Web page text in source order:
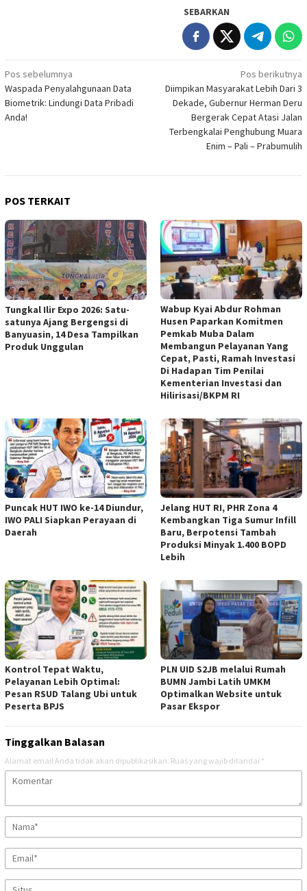
SEBARKAN
Navigasi
pos
Pos sebelumnya
Waspada Penyalahgunaan Data
Biometrik: Lindungi Data Pribadi
Anda!
Pos berikutnya
Diimpikan Masyarakat Lebih Dari 3
Dekade, Gubernur Herman Deru
Bergerak Cepat Atasi Jalan
Terbengkalai Penghubung Muara
Enim – Pali – Prabumulih
POS TERKAIT
Tungkal Ilir Expo 2026: Satu-
satunya Ajang Bergengsi di
Banyuasin, 14 Desa Tampilkan
Produk Unggulan
Wabup Kyai Abdur Rohman
Husen Paparkan Komitmen
Pemkab Muba Dalam
Membangun Pelayanan Yang
Cepat, Pasti, Ramah Investasi
Di Hadapan Tim Penilai
Kementerian Investasi dan
Hilirisasi/BKPM RI
Puncak HUT IWO ke-14 Diundur,
IWO PALI Siapkan Perayaan di
Daerah
Jelang HUT RI, PHR Zona 4
Kembangkan Tiga Sumur Infill
Baru, Berpotensi Tambah
Produksi Minyak 1.400 BOPD
Lebih
Kontrol Tepat Waktu,
Pelayanan Lebih Optimal:
Pesan RSUD Talang Ubi untuk
Peserta BPJS
PLN UID S2JB melalui Rumah
BUMN Jambi Latih UMKM
Optimalkan Website untuk
Pasar Ekspor
Tinggalkan Balasan
Alamat email Anda tidak akan dipublikasikan. Ruas yang wajib ditandai *